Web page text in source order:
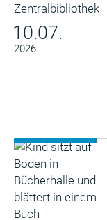
10.07.
2026